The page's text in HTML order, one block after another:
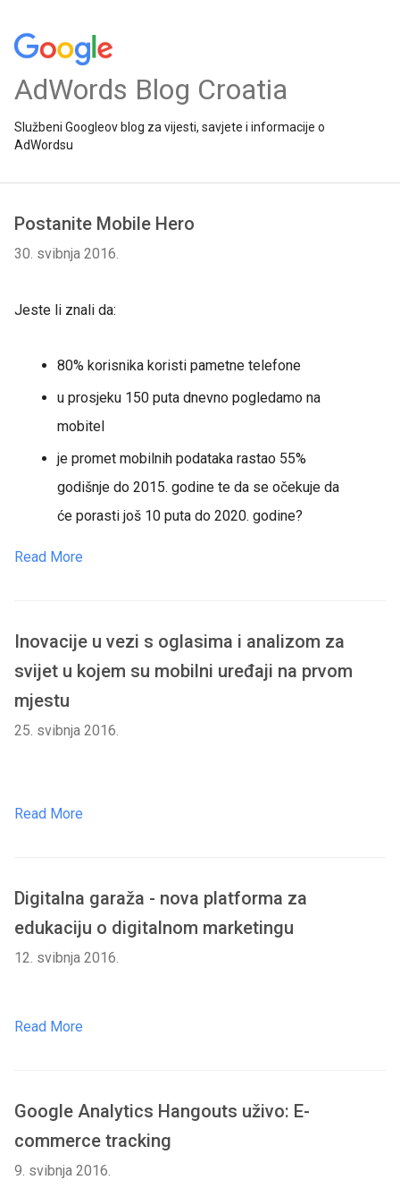
AdWords Blog Croatia
Službeni Googleov blog za vijesti, savjete i informacije o
AdWordsu
Postanite Mobile Hero
30. svibnja 2016.
Jeste li znali da:
80% korisnika koristi pametne telefone
u prosjeku 150 puta dnevno pogledamo na
mobitel
je promet mobilnih podataka rastao 55%
godišnje do 2015. godine te da se očekuje da
će porasti još 10 puta do 2020. godine?
Read More
Inovacije u vezi s oglasima i analizom za
svijet u kojem su mobilni uređaji na prvom
mjestu
25. svibnja 2016.
Read More
Digitalna garaža - nova platforma za
edukaciju o digitalnom marketingu
12. svibnja 2016.
Read More
Google Analytics Hangouts uživo: E-
commerce tracking
9. svibnja 2016.